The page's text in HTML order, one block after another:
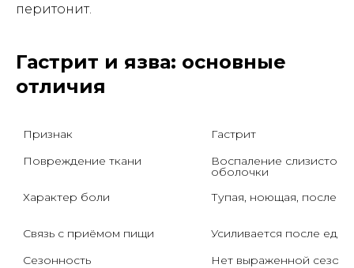
перитонит.
Гастрит и язва: основные
отличия
Гастрит
Повреждение ткани
Воспаление слизистой
оболочки
Характер боли
Тупая, ноющая, после
Связь с приёмом пищи
Усиливается после еды
Сезонность
Нет выраженной